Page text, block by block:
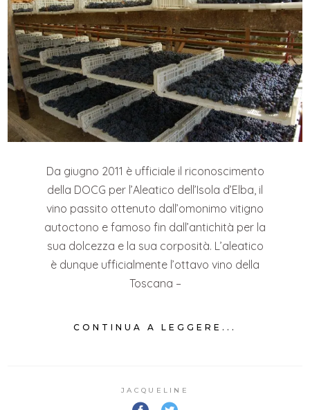
Da giugno 2011 è ufficiale il riconoscimento
della DOCG per l’Aleatico dell’Isola d’Elba, il
vino passito ottenuto dall’omonimo vitigno
autoctono e famoso fin dall’antichità per la
sua dolcezza e la sua corposità. L’aleatico
è dunque ufficialmente l’ottavo vino della
Toscana –
CONTINUA A LEGGERE...
JACQUELINE